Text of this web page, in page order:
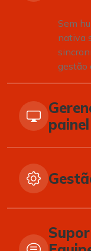
Sem
nativa
gestão
painel